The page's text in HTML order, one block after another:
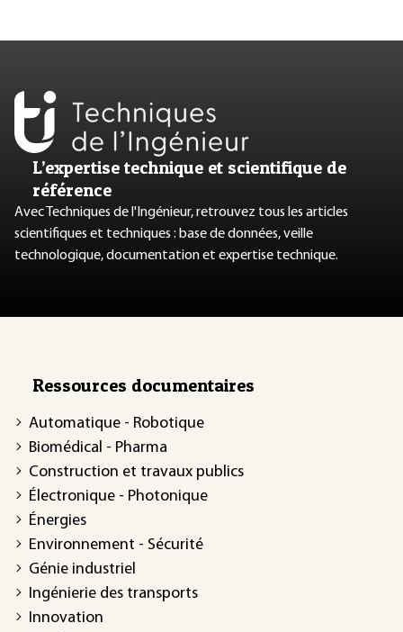
L’expertise technique et scientifique de
référence
Avec Techniques de l'Ingénieur, retrouvez tous les articles
scientifiques et techniques : base de données, veille
technologique, documentation et expertise technique.
Ressources documentaires
Automatique - Robotique
Biomédical - Pharma
Construction et travaux publics
Électronique - Photonique
Énergies
Environnement - Sécurité
Génie industriel
Ingénierie des transports
Innovation